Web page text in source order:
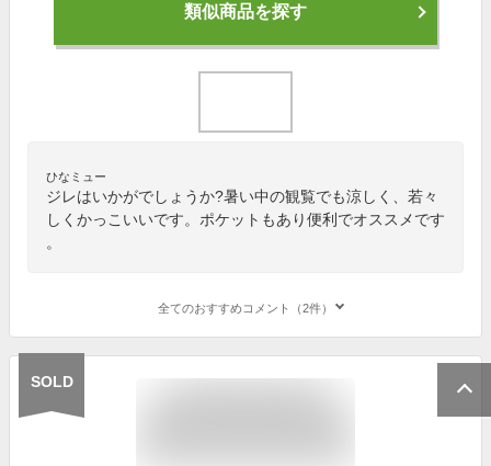
類似商品を探す
ひなミュー
ジレはいかがでしょうか?暑い中の観覧でも涼しく、若々
しくかっこいいです。ポケットもあり便利でオススメです
。
全てのおすすめコメント（2件）
SOLD